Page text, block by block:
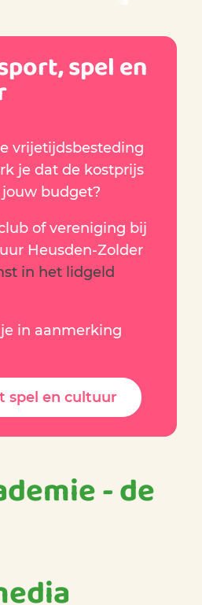
spel en
vrijetijdsbesteding
je dat de kostprijs
budget?
of vereniging bij
Heusden-Zolder
in het lidgeld
in aanmerking
spel en cultuur
- de